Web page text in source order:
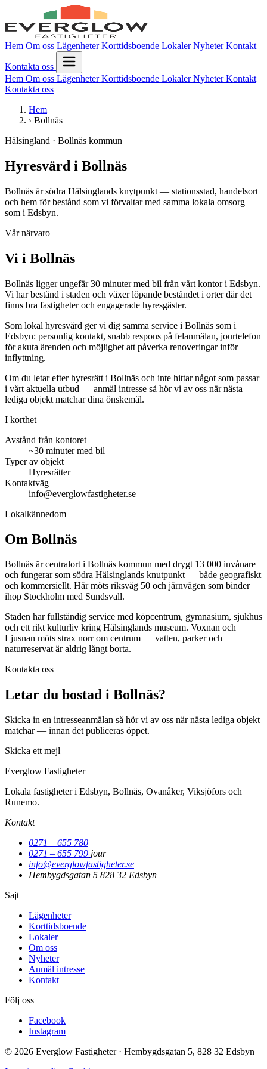
Hem Om oss LägenheterKorttidsboende LokalerNyheterKontakt
Kontakta oss
Hem Om oss LägenheterKorttidsboende LokalerNyheterKontakt
Kontakta oss
Hem
› Bollnäs
Hälsingland · Bollnäs kommun
Hyresvärd i Bollnäs
Bollnäs är södra Hälsinglands knytpunkt — stationsstad, handelsort
och hem för bestånd som vi förvaltar med samma lokala omsorg
som i Edsbyn.
Vår närvaro
Vi i Bollnäs
Bollnäs ligger ungefär 30 minuter med bil från vårt kontor i Edsbyn.
Vi har bestånd i staden och växer löpande beståndet i orter där det
finns bra fastigheter och engagerade hyresgäster.
Som lokal hyresvärd ger vi dig samma service i Bollnäs som i
Edsbyn: personlig kontakt, snabb respons på felanmälan, jourtelefon
för akuta ärenden och möjlighet att påverka renoveringar inför
inflyttning.
Om du letar efter hyresrätt i Bollnäs och inte hittar något som passar
i vårt aktuella utbud — anmäl intresse så hör vi av oss när nästa
lediga objekt matchar dina önskemål.
I korthet
Avstånd från kontoret
~30 minuter med bil
Typer av objekt
Hyresrätter
Kontaktväg
info@everglowfastigheter.se
Lokalkännedom
Om Bollnäs
Bollnäs är centralort i Bollnäs kommun med drygt 13 000 invånare
och fungerar som södra Hälsinglands knutpunkt — både geografiskt
och kommersiellt. Här möts riksväg 50 och järnvägen som binder
ihop Stockholm med Sundsvall.
Staden har fullständig service med köpcentrum, gymnasium, sjukhus
och ett rikt kulturliv kring Hälsinglands museum. Voxnan och
Ljusnan möts strax norr om centrum — vatten, parker och
naturreservat är aldrig långt borta.
Kontakta oss
Letar du bostad i Bollnäs?
Skicka in en intresseanmälan så hör vi av oss när nästa lediga objekt
matchar — innan det publiceras öppet.
Skicka ett mejl
Everglow Fastigheter
Lokala fastigheter i Edsbyn, Bollnäs, Ovanåker, Viksjöfors och
Runemo.
Kontakt
0271 – 655 780
0271 – 655 799 jour
info@everglowfastigheter.se
Hembygdsgatan 5 828 32 Edsbyn
Sajt
Lägenheter
Korttidsboende
Lokaler
Om oss
Nyheter
Anmäl intresse
Kontakt
Följ oss
Facebook
Instagram
© 2026 Everglow Fastigheter · Hembygdsgatan 5, 828 32 Edsbyn